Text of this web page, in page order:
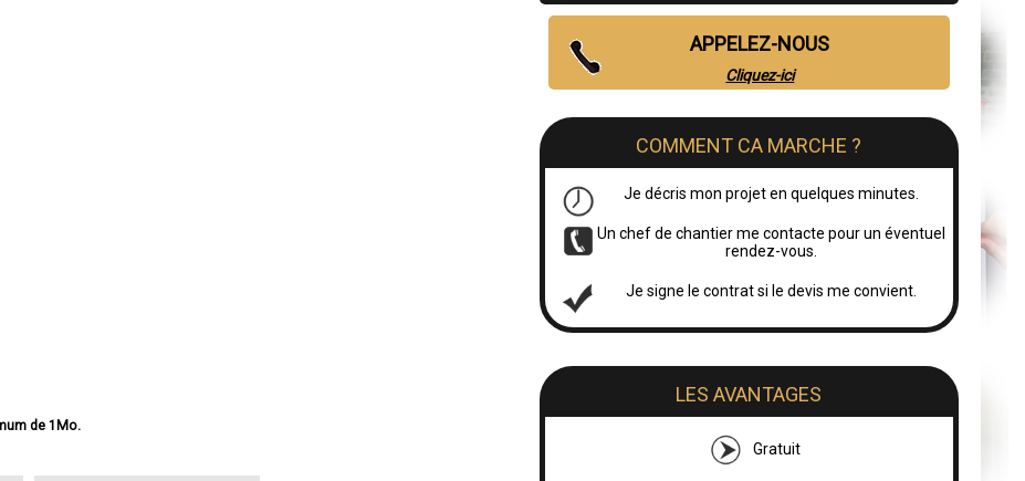
APPELEZ-NOUS
Cliquez-ici
COMMENT CA MARCHE ?
Je décris mon projet en quelques minutes.
Un chef de chantier me contacte pour un éventuel
rendez-vous.
Je signe le contrat si le devis me convient.
LES AVANTAGES
Gratuit
de 1Mo.